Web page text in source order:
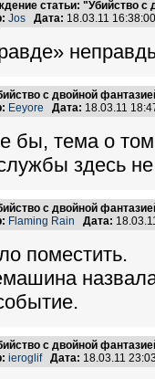
статьи: "Убийство с
Jos Дата: 18.03.11
с двойной
Eeyore Дата: 18.03.11
бы, тема о
здесь
с двойной
Flaming Rain Дата:
поместить.
с двойной
ieroglif Дата: 18.03.11